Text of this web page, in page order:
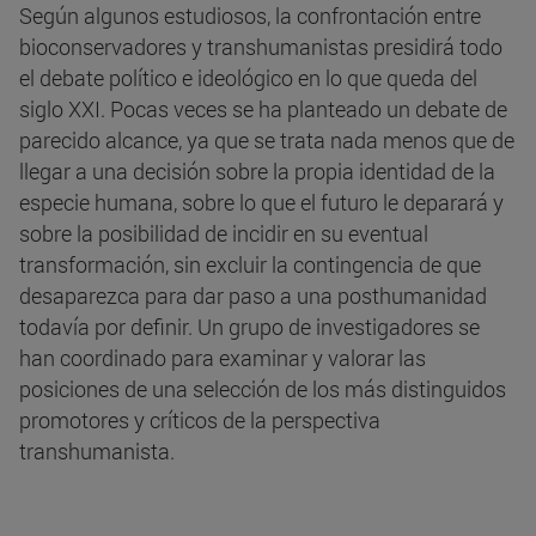
Según algunos estudiosos, la confrontación entre
bioconservadores y transhumanistas presidirá todo
el debate político e ideológico en lo que queda del
siglo XXI. Pocas veces se ha planteado un debate de
parecido alcance, ya que se trata nada menos que de
llegar a una decisión sobre la propia identidad de la
especie humana, sobre lo que el futuro le deparará y
sobre la posibilidad de incidir en su eventual
transformación, sin excluir la contingencia de que
desaparezca para dar paso a una posthumanidad
todavía por definir. Un grupo de investigadores se
han coordinado para examinar y valorar las
posiciones de una selección de los más distinguidos
promotores y críticos de la perspectiva
transhumanista.